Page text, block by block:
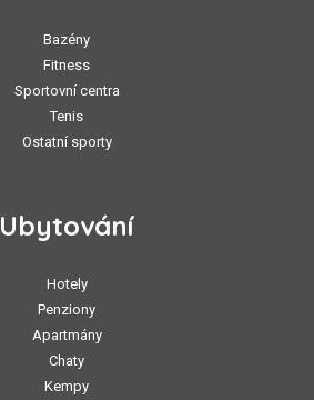
Bazény
Fitness
Sportovní centra
Tenis
Ostatní sporty
Ubytování
Hotely
Penziony
Apartmány
Chaty
Kempy